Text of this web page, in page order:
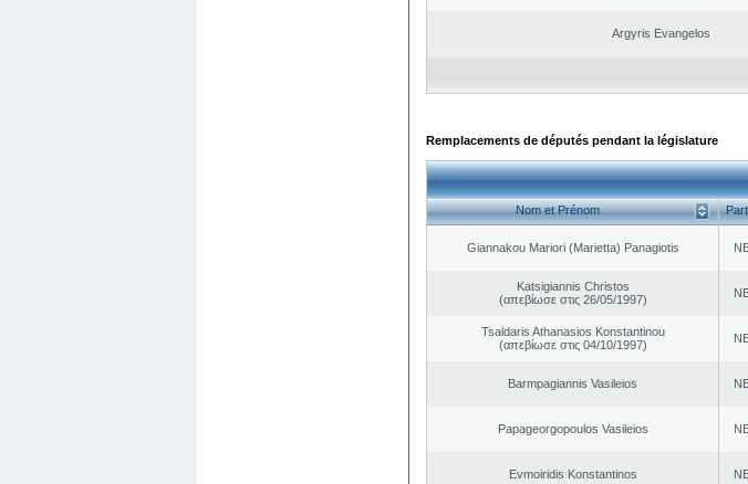
Argyris Evangelos
Remplacements de députés pendant la législature
Nom et Prénom
Giannakou Mariori (Marietta) Panagiotis
Katsigiannis Christos
(απεβίωσε στις 26/05/1997)
Tsaldaris Athanasios Konstantinou
(απεβίωσε στις 04/10/1997)
Barmpagiannis Vasileios
Papageorgopoulos Vasileios
Evmoiridis Konstantinos